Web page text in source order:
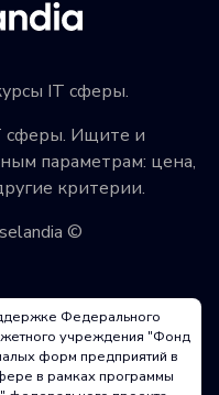
IT сферы.
сферы. Ищите и
параметрам: цена,
критерии.
©
Федерального
учреждения "Фонд
форм предприятий в
в рамках программы